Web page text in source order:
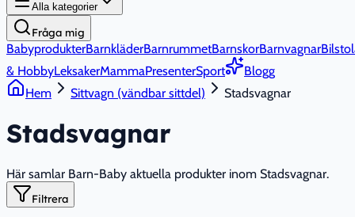
Alla kategorier
Fråga mig
BabyprodukterBarnkläderBarnrummetBarnskorBarnvagnar
& HobbyLeksakerMammaPresenterSport
Blogg
Hem
Sittvagn (vändbar sittdel) Stadsvagnar
Stadsvagnar
Här samlar Barn-Baby aktuella produkter inom Stadsvagnar.
Filtrera